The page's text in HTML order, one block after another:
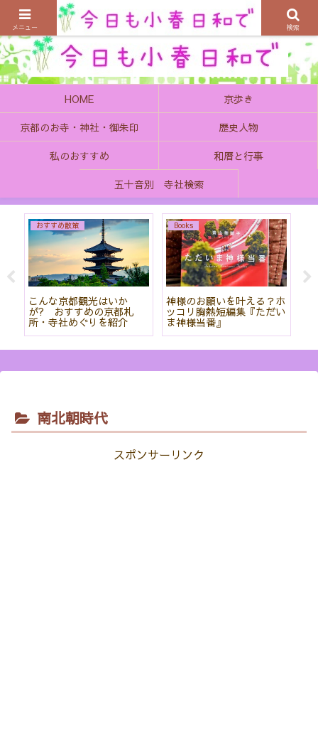
京都の町で歴史を楽しむ、そんなゆったり気分を感じてみませんか
HOME
京歩き
京都のお寺・神社・御朱印
歴史人物
私のおすすめ
和暦と行事
五十音別 寺社検索
おすすめ散策
こんな京都観光はいか
が? おすすめの京都札
所・寺社めぐりを紹介
Books
神様のお願いを叶える？ホ
ッコリ胸熱短編集『ただい
ま神様当番』
南北朝時代
スポンサーリンク
メニュー 検索